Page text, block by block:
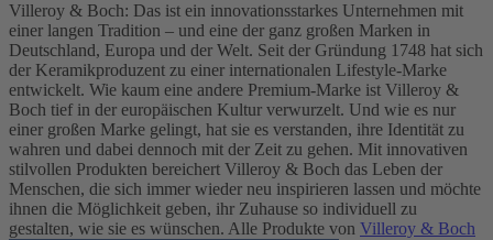
Villeroy & Boch: Das ist ein innovationsstarkes Unternehmen mit
einer langen Tradition – und eine der ganz großen Marken in
Deutschland, Europa und der Welt. Seit der Gründung 1748 hat sich
der Keramikproduzent zu einer internationalen Lifestyle-Marke
entwickelt. Wie kaum eine andere Premium-Marke ist Villeroy &
Boch tief in der europäischen Kultur verwurzelt. Und wie es nur
einer großen Marke gelingt, hat sie es verstanden, ihre Identität zu
wahren und dabei dennoch mit der Zeit zu gehen. Mit innovativen
stilvollen Produkten bereichert Villeroy & Boch das Leben der
Menschen, die sich immer wieder neu inspirieren lassen und möchte
ihnen die Möglichkeit geben, ihr Zuhause so individuell zu
gestalten, wie sie es wünschen. Alle Produkte von Villeroy & Boch